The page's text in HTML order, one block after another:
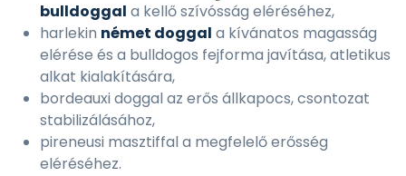
bulldoggal a kellő szívósság eléréséhez,
harlekin német doggal a kívánatos magasság
elérése és a bulldogos fejforma javítása, atletikus
alkat kialakítására,
bordeauxi doggal az erős állkapocs, csontozat
stabilizálásához,
pireneusi masztiffal a megfelelő erősség
eléréséhez.